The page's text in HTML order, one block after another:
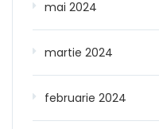
mai 2024
martie 2024
februarie 2024